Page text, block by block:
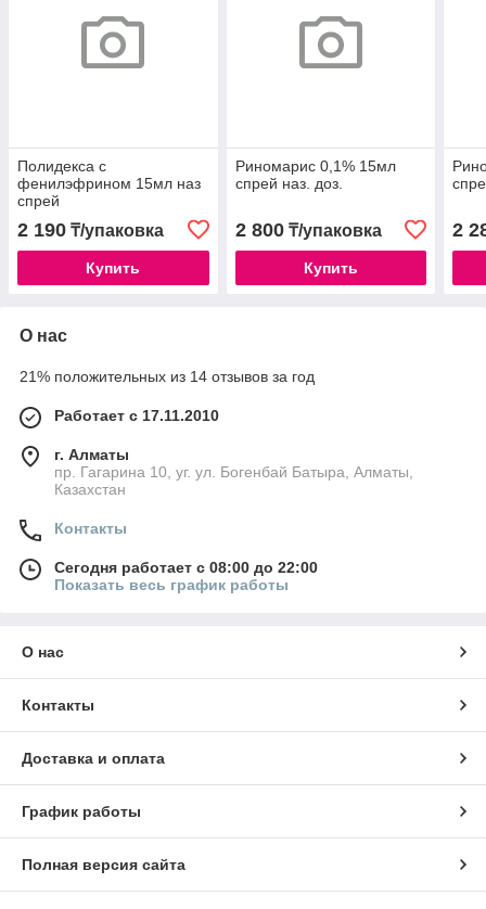
Полидекса с
фенилэфрином 15мл наз
спрей
2 190 ₸/упаковка
Купить
Риномарис 0,1% 15мл
спрей наз. доз.
2 800₸/упаковка
Купить
2
О нас
21% положительных из 14 отзывов за год
Работает с 17.11.2010
г. Алматы
пр. Гагарина 10, уг. ул. Богенбай Батыра, Алматы,
Казахстан
Контакты
Сегодня работает с 08:00 до 22:00
Показать весь график работы
О нас
Контакты
Доставка и оплата
График работы
Полная версия сайта